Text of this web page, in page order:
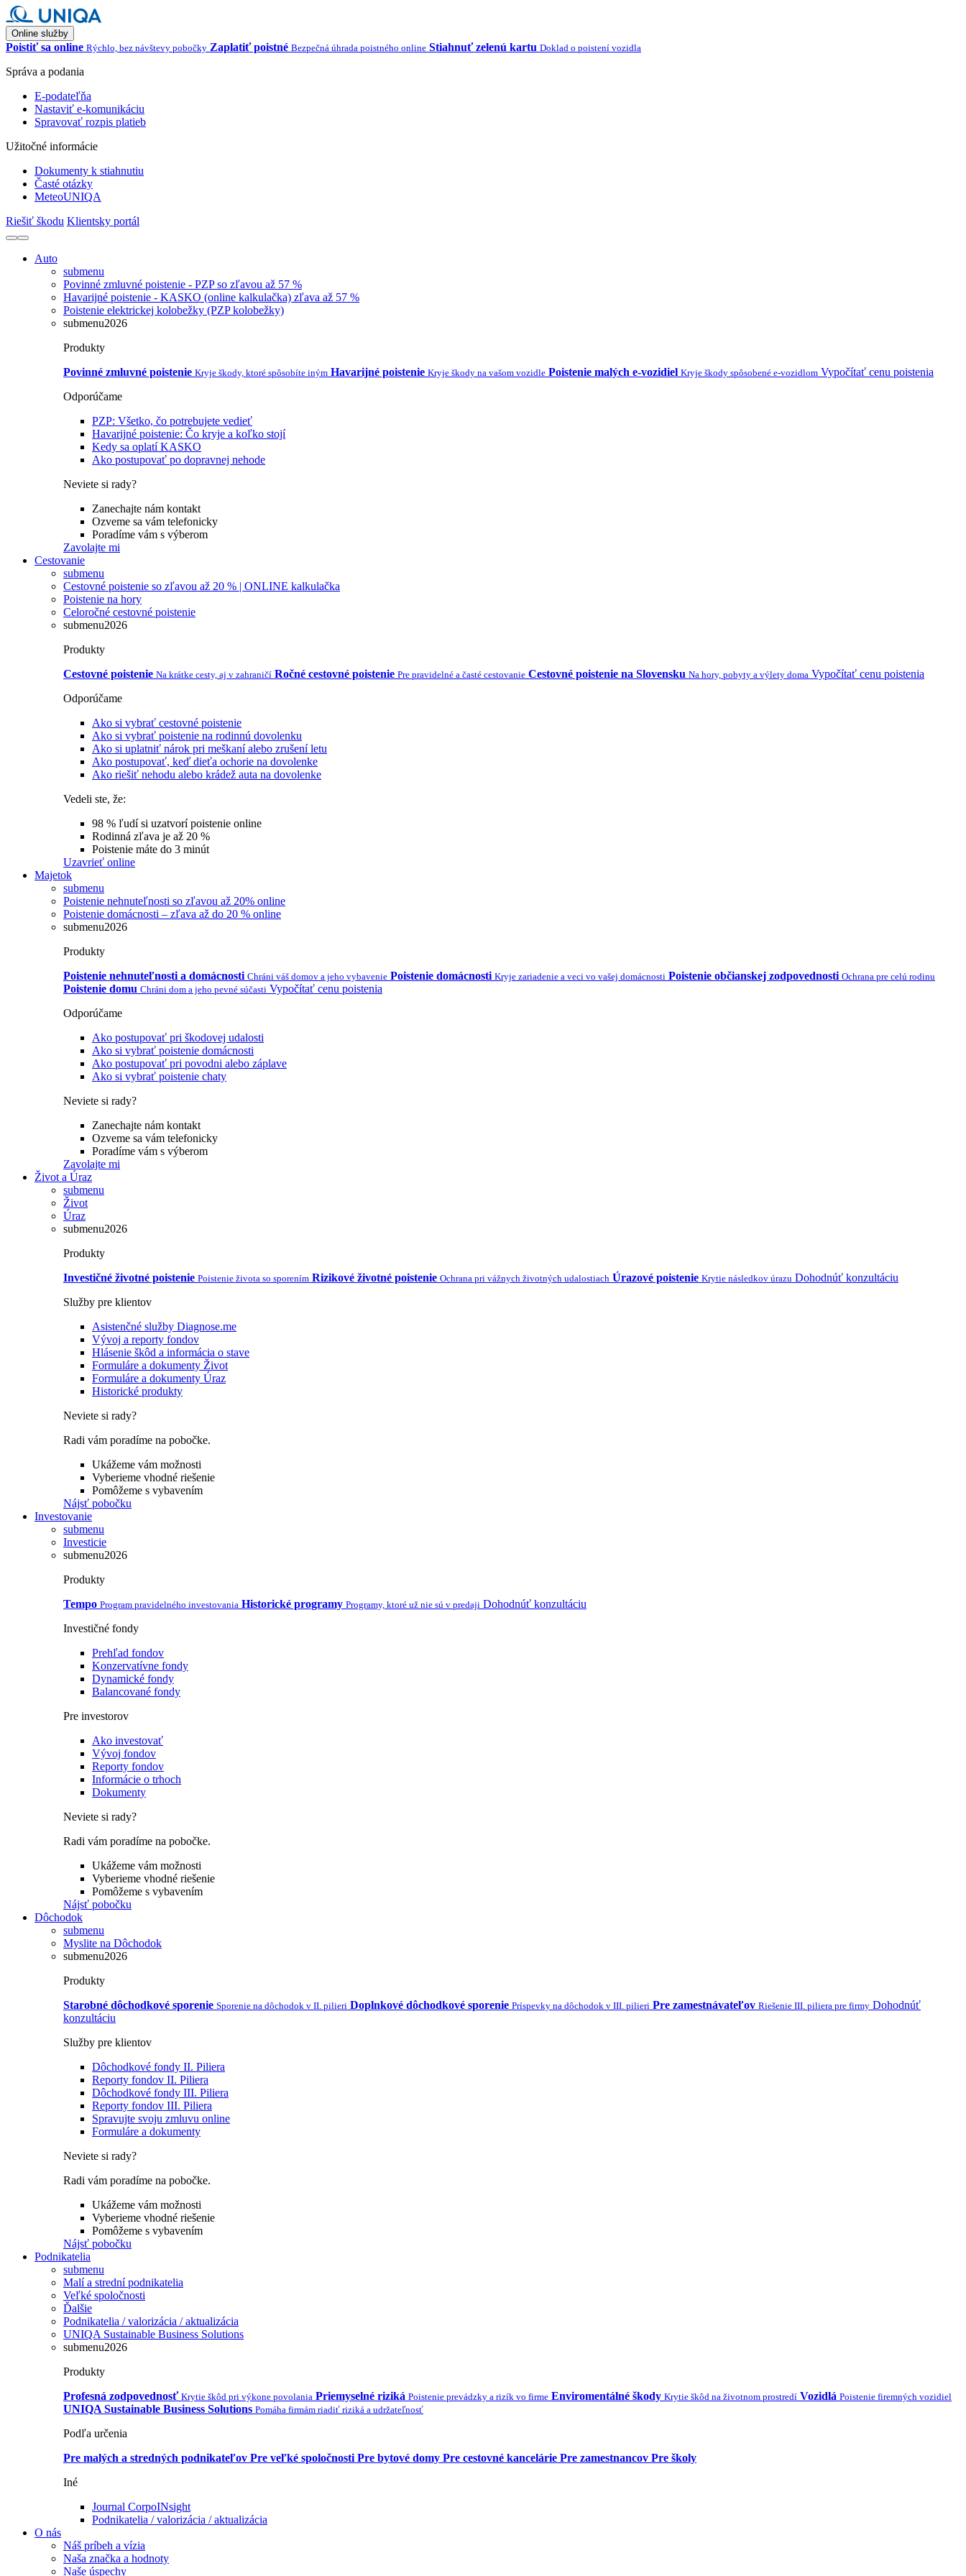
Online služby
Poistiť sa online Rýchlo, bez návštevy pobočky Zaplatiť poistné Bezpečná úhrada poistného online Stiahnuť zelenú kartu Doklad o poistení vozidla
Správa a podania
E-podateľňa
Nastaviť e-komunikáciu
Spravovať rozpis platieb
Užitočné informácie
Dokumenty k stiahnutiu
Časté otázky
MeteoUNIQA
Riešiť škodu Klientsky portál
Auto
submenu
Povinné zmluvné poistenie - PZP so zľavou až 57 %
Havarijné poistenie - KASKO (online kalkulačka) zľava až 57 %
Poistenie elektrickej kolobežky (PZP kolobežky)
submenu2026
Produkty
Povinné zmluvné poistenie Kryje škody, ktoré spôsobíte iným Havarijné poistenie Kryje škody na vašom vozidle Poistenie malých e-vozidiel Kryje škody spôsobené e-vozidlom Vypočítať cenu poistenia
Odporúčame
PZP: Všetko, čo potrebujete vedieť
Havarijné poistenie: Čo kryje a koľko stojí
Kedy sa oplatí KASKO
Ako postupovať po dopravnej nehode
Neviete si rady?
Zanechajte nám kontakt
Ozveme sa vám telefonicky
Poradíme vám s výberom
Zavolajte mi
Cestovanie
submenu
Cestovné poistenie so zľavou až 20 % | ONLINE kalkulačka
Poistenie na hory
Celoročné cestovné poistenie
submenu2026
Produkty
Cestovné poistenie Na krátke cesty, aj v zahraničí Ročné cestovné poistenie Pre pravidelné a časté cestovanie Cestovné poistenie na Slovensku Na hory, pobyty a výlety doma Vypočítať cenu poistenia
Odporúčame
Ako si vybrať cestovné poistenie
Ako si vybrať poistenie na rodinnú dovolenku
Ako si uplatniť nárok pri meškaní alebo zrušení letu
Ako postupovať, keď dieťa ochorie na dovolenke
Ako riešiť nehodu alebo krádež auta na dovolenke
Vedeli ste, že:
98 % ľudí si uzatvorí poistenie online
Rodinná zľava je až 20 %
Poistenie máte do 3 minút
Uzavrieť online
Majetok
submenu
Poistenie nehnuteľnosti so zľavou až 20% online
Poistenie domácnosti – zľava až do 20 % online
submenu2026
Produkty
Poistenie nehnuteľnosti a domácnosti Chráni váš domov a jeho vybavenie Poistenie domácnosti Kryje zariadenie a veci vo vašej domácnosti Poistenie občianskej zodpovednosti Ochrana pre celú rodinu
Poistenie domu Chráni dom a jeho pevné súčasti Vypočítať cenu poistenia
Odporúčame
Ako postupovať pri škodovej udalosti
Ako si vybrať poistenie domácnosti
Ako postupovať pri povodni alebo záplave
Ako si vybrať poistenie chaty
Neviete si rady?
Zanechajte nám kontakt
Ozveme sa vám telefonicky
Poradíme vám s výberom
Zavolajte mi
Život a Úraz
submenu
Život
Úraz
submenu2026
Produkty
Investičné životné poistenie Poistenie života so sporením Rizikové životné poistenie Ochrana pri vážnych životných udalostiach Úrazové poistenie Krytie následkov úrazu Dohodnúť konzultáciu
Služby pre klientov
Asistenčné služby Diagnose.me
Vývoj a reporty fondov
Hlásenie škôd a informácia o stave
Formuláre a dokumenty Život
Formuláre a dokumenty Úraz
Historické produkty
Neviete si rady?
Radi vám poradíme na pobočke.
Ukážeme vám možnosti
Vyberieme vhodné riešenie
Pomôžeme s vybavením
Nájsť pobočku
Investovanie
submenu
Investicie
submenu2026
Produkty
Tempo Program pravidelného investovania Historické programy Programy, ktoré už nie sú v predaji Dohodnúť konzultáciu
Investičné fondy
Prehľad fondov
Konzervatívne fondy
Dynamické fondy
Balancované fondy
Pre investorov
Ako investovať
Vývoj fondov
Reporty fondov
Informácie o trhoch
Dokumenty
Neviete si rady?
Radi vám poradíme na pobočke.
Ukážeme vám možnosti
Vyberieme vhodné riešenie
Pomôžeme s vybavením
Nájsť pobočku
Dôchodok
submenu
Myslite na Dôchodok
submenu2026
Produkty
Starobné dôchodkové sporenie Sporenie na dôchodok v II. pilieri Doplnkové dôchodkové sporenie Príspevky na dôchodok v III. pilieri Pre zamestnávateľov Riešenie III. piliera pre firmy Dohodnúť
konzultáciu
Služby pre klientov
Dôchodkové fondy II. Piliera
Reporty fondov II. Piliera
Dôchodkové fondy III. Piliera
Reporty fondov III. Piliera
Spravujte svoju zmluvu online
Formuláre a dokumenty
Neviete si rady?
Radi vám poradíme na pobočke.
Ukážeme vám možnosti
Vyberieme vhodné riešenie
Pomôžeme s vybavením
Nájsť pobočku
Podnikatelia
submenu
Malí a strední podnikatelia
Veľké spoločnosti
Ďalšie
Podnikatelia / valorizácia / aktualizácia
UNIQA Sustainable Business Solutions
submenu2026
Produkty
Profesná zodpovednosť Krytie škôd pri výkone povolania Priemyselné riziká Poistenie prevádzky a rizík vo firme Enviromentálné škody Krytie škôd na životnom prostredí Vozidlá Poistenie firemných vozidiel
UNIQA Sustainable Business Solutions Pomáha firmám riadiť riziká a udržateľnosť
Podľa určenia
Pre malých a stredných podnikateľov Pre veľké spoločnosti Pre bytové domy Pre cestovné kancelárie Pre zamestnancov Pre školy
Iné
Journal CorpoINsight
Podnikatelia / valorizácia / aktualizácia
O nás
Náš príbeh a vízia
Naša značka a hodnoty
Naše úspechy